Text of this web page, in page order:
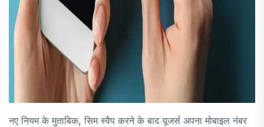
नए नियम के मुताबिक, सिम स्वैप करने के बाद यूजर्स अपना मोबाइल नंबर